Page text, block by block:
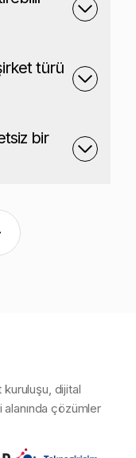
türü
bir
dijital
çözümler